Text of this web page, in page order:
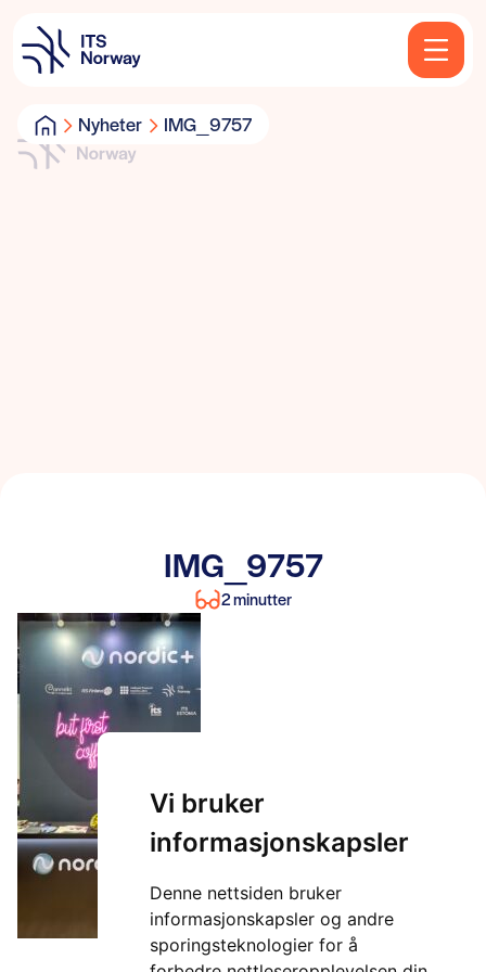
Vi bruker
informasjonskapsler
Denne nettsiden bruker
informasjonskapsler og andre
sporingsteknologier for å
Nyheter IMG_9757
IMG_9757
2 minutter